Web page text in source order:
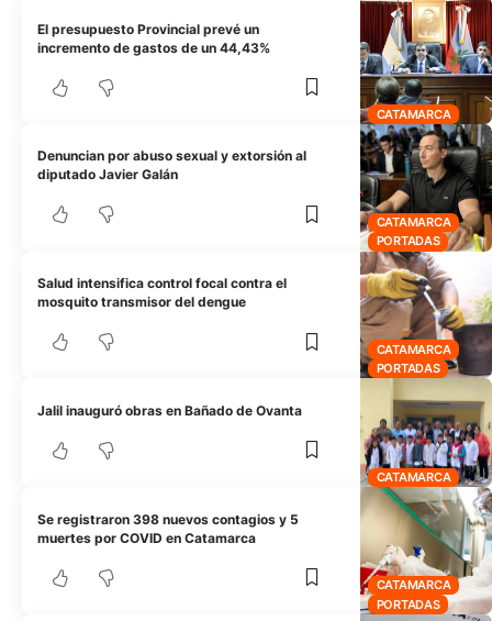
CATAMARCA
El presupuesto Provincial prevé un
incremento de gastos de un 44,43%
CATAMARCA
PORTADAS
Denuncian por abuso sexual y extorsión al
diputado Javier Galán
CATAMARCA
PORTADAS
Salud intensifica control focal contra el
mosquito transmisor del dengue
CATAMARCA
Jalil inauguró obras en Bañado de Ovanta
CATAMARCA
PORTADAS
Se registraron 398 nuevos contagios y 5
muertes por COVID en Catamarca